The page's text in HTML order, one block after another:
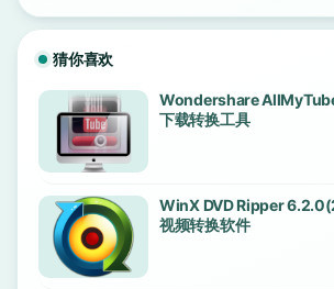
猜你喜欢
Wondershare
下载转换工具
WinX DVD Ripper
视频转换软件